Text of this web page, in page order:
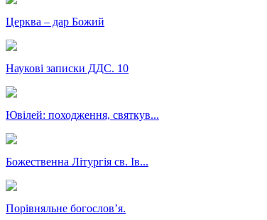
Церква – дар Божий
Наукові записки ДДС. 10
Ювілей: походження, святкув...
Божественна Літургія св. Ів...
Порівняльне богословʼя.